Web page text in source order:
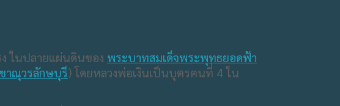
ในปลายแผ่นดินของ​ พระบาทสมเด็จพระพุทธยอด​ฟ้า​
าณุวรลักษบุรี) โดยหลวงพ่อเงินเป็นบุตรคนที่ 4 ใน